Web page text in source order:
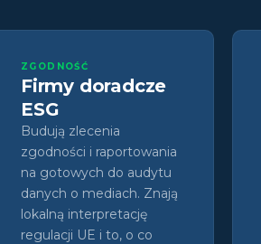
ZGODNOŚĆ
Firmy doradcze
ESG
Budują zlecenia
zgodności i raportowania
na gotowych do audytu
danych o mediach. Znają
lokalną interpretację
regulacji UE i to, o co